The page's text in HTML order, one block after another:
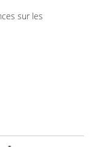
sur les